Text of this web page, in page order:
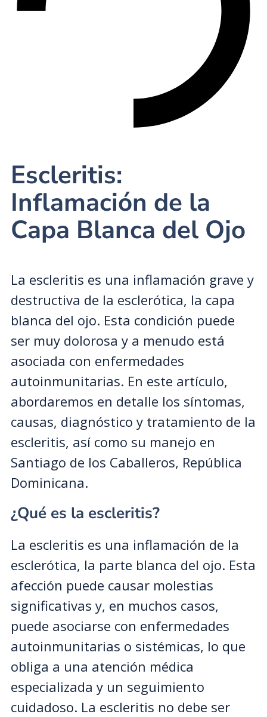
Escleritis:
Inflamación de la
Capa Blanca del Ojo
La escleritis es una inflamación grave y
destructiva de la esclerótica, la capa
blanca del ojo. Esta condición puede
ser muy dolorosa y a menudo está
asociada con enfermedades
autoinmunitarias. En este artículo,
abordaremos en detalle los síntomas,
causas, diagnóstico y tratamiento de la
escleritis, así como su manejo en
Santiago de los Caballeros, República
Dominicana.
¿Qué es la escleritis?
La escleritis es una inflamación de la
esclerótica, la parte blanca del ojo. Esta
afección puede causar molestias
significativas y, en muchos casos,
puede asociarse con enfermedades
autoinmunitarias o sistémicas, lo que
obliga a una atención médica
especializada y un seguimiento
cuidadoso. La escleritis no debe ser